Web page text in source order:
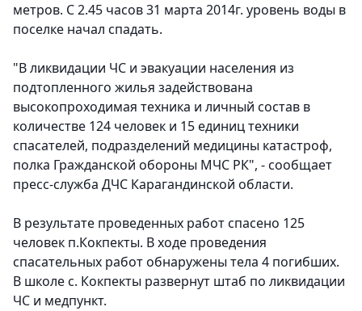
метров. С 2.45 часов 31 марта 2014г. уровень воды в
поселке начал спадать.
"В ликвидации ЧС и эвакуации населения из
подтопленного жилья задействована
высокопроходимая техника и личный состав в
количестве 124 человек и 15 единиц техники
спасателей, подразделений медицины катастроф,
полка Гражданской обороны МЧС РК", - сообщает
пресс-служба ДЧС Карагандинской области.
В результате проведенных работ спасено 125
человек п.Кокпекты. В ходе проведения
спасательных работ обнаружены тела 4 погибших.
В школе с. Кокпекты развернут штаб по ликвидации
ЧС и медпункт.